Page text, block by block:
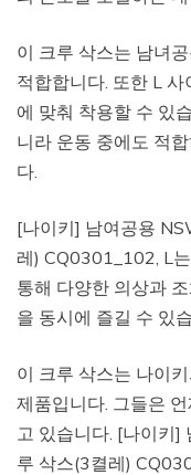
이 크루 삭스는 남녀
적합합니다. 또한 L
에 맞춰 착용할 수 있
니라 운동 중에도 적
다.
[나이키] 남여공용
레) CQ0301_102, L
통해 다양한 의상과
을 동시에 즐길 수 있
이 크루 삭스는 나이
제품입니다. 그들은
고 있습니다. [나이키]
루 삭스(3켤레)